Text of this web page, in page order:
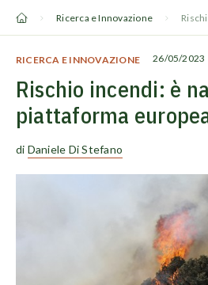
Ricerca e Innovazione
RICERCA E INNOVAZIONE 26/05/2023
Rischio incendi: è
piattaforma
di Daniele Di Stefano